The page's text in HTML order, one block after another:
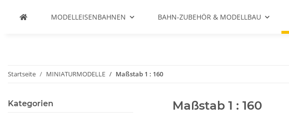
MODELLEISENBAHNEN BAHN-ZUBEHÖR & MODELLBAU
Startseite MINIATURMODELLE Maßstab 1 : 160
Maßstab 1 : 160
Kategorien